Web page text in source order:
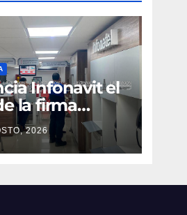
Infonavit el
la firma
2026